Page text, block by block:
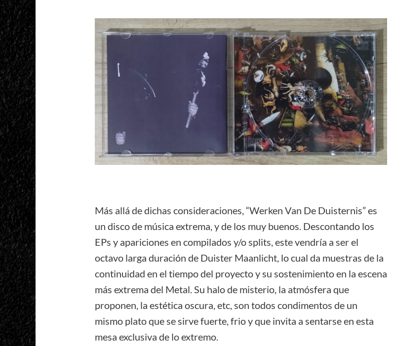
Más allá de dichas consideraciones, “Werken Van De Duisternis” es
un disco de música extrema, y de los muy buenos. Descontando los
EPs y apariciones en compilados y/o splits, este vendría a ser el
octavo larga duración de Duister Maanlicht, lo cual da muestras de la
continuidad en el tiempo del proyecto y su sostenimiento en la escena
más extrema del Metal. Su halo de misterio, la atmósfera que
proponen, la estética oscura, etc, son todos condimentos de un
mismo plato que se sirve fuerte, frio y que invita a sentarse en esta
mesa exclusiva de lo extremo.